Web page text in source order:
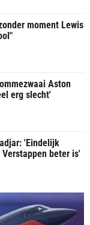
moment Lewis
Aston
erg slecht'
'Eindelijk
beter is'